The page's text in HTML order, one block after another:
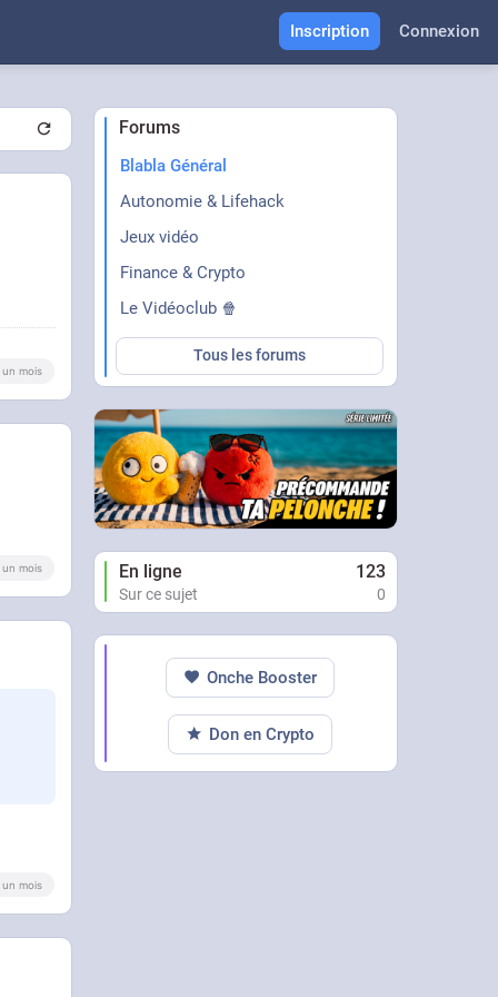
Inscription Connexion
un mois
un mois
un mois
Forums
Blabla Général
Autonomie & Lifehack
Jeux vidéo
Finance & Crypto
Le Vidéoclub 🍿
Tous les forums
En ligne 123
Sur ce sujet 0
Onche Booster
Don en Crypto